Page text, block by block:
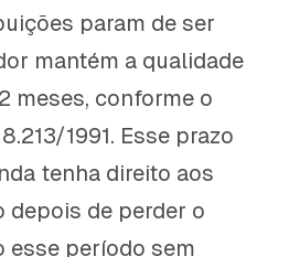
param de ser
mantém a qualidade
meses, conforme o
1991. Esse prazo
tenha direito aos
depois de perder o
esse período sem